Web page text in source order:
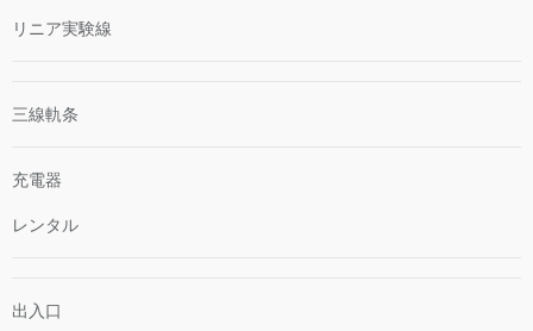
リニア実験線
三線軌条
充電器
レンタル
出入口